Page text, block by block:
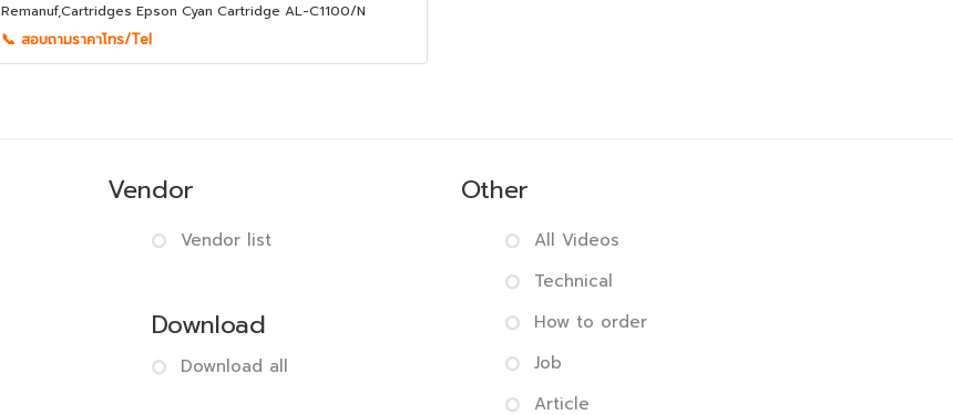
Remanuf,Cartridges Epson Cyan Cartridge AL-C1100/N
📞 สอบถามราคาโทร/Tel
Vendor
Vendor list
Download
Download all
Other
All Videos
Technical
How to order
Job
Article